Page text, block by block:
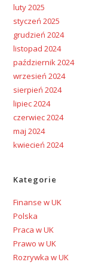
luty 2025
styczeń 2025
grudzień 2024
listopad 2024
październik 2024
wrzesień 2024
sierpień 2024
lipiec 2024
czerwiec 2024
maj 2024
kwiecień 2024
Kategorie
Finanse w UK
Polska
Praca w UK
Prawo w UK
Rozrywka w UK